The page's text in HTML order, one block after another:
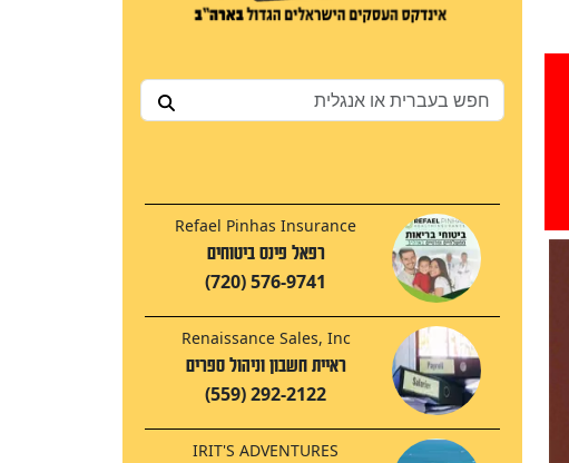
Refael Pinhas Insurance
רפאל פינס ביטוחים
(720) 576-9741
Renaissance Sales, Inc
ראיית חשבון וניהול ספרים
(559) 292-2122
IRIT'S ADVENTURES